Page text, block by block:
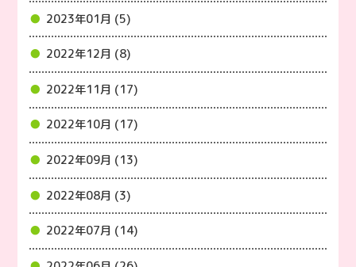
2023年01月 (5)
2022年12月 (8)
2022年11月 (17)
2022年10月 (17)
2022年09月 (13)
2022年08月 (3)
2022年07月 (14)